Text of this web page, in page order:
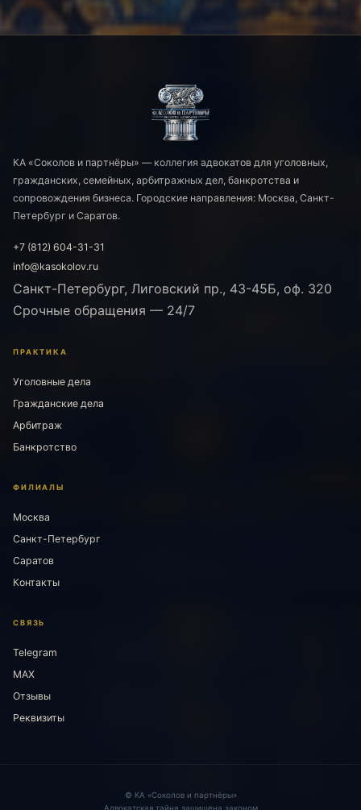
КА «Соколов и партнёры» — коллегия адвокатов для уголовных,
гражданских, семейных, арбитражных дел, банкротства и
сопровождения бизнеса. Городские направления: Москва, Санкт-
Петербург и Саратов.
+7 (812) 604-31-31
info@kasokolov.ru
Санкт-Петербург, Лиговский пр., 43-45Б, оф. 320
Срочные обращения — 24/7
ПРАКТИКА
Уголовные дела
Гражданские дела
Арбитраж
Банкротство
ФИЛИАЛЫ
Москва
Санкт-Петербург
Саратов
Контакты
СВЯЗЬ
Telegram
MAX
Отзывы
Реквизиты
© КА «Соколов и партнёры»
Адвокатская тайна защищена законом